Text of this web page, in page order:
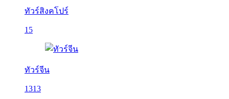
ทัวร์สิงคโปร์
15
ทัวร์จีน
1313